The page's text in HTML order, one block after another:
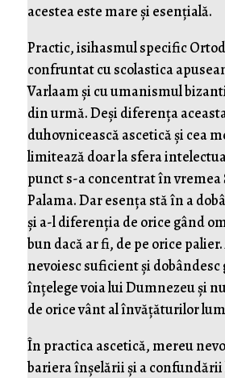
acestea este mare și esențială.
Practic, isihasmul specific
confruntat cu scolastica
Varlaam și cu umanismul
din urmă. Deși diferența
duhovnicească ascetică și cea
limitează doar la sfera
punct s-a concentrat în vremea
Palama. Dar esența stă în a
și a-l diferenția de orice gând
bun dacă ar fi, de pe orice palier.
nevoiesc suficient și
înțelege voia lui Dumnezeu și
de orice vânt al învățăturilor
În practica ascetică, mereu
bariera înșelării și a